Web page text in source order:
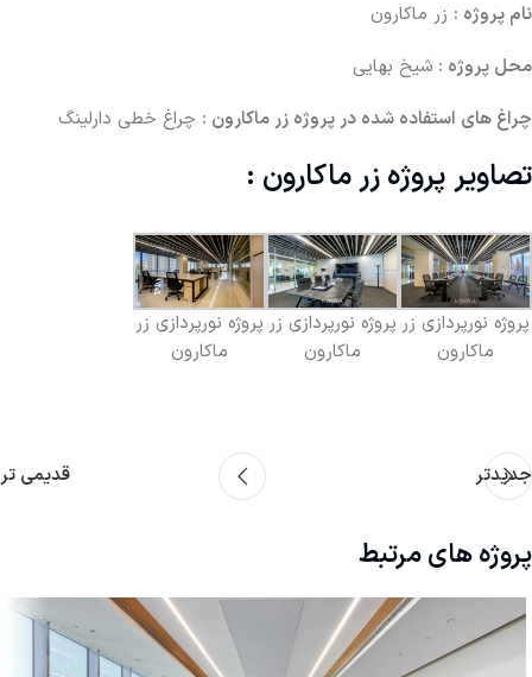
نام پروژه : زر ماکارون
محل پروژه : شیخ بهایی
چراغ های استفاده شده در پروژه زر ماکارون : چراغ خطی دارلینگ
تصاویر پروژه زر ماکارون :
پروژه نورپردازی زر
ماکارون
پروژه نورپردازی زر
ماکارون
پروژه نورپردازی زر
ماکارون
جدیدتر قدیمی تر
پروژه های مرتبط